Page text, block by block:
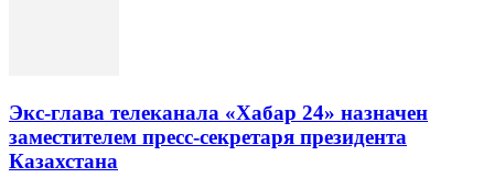
Экс-глава телеканала «Хабар 24» назначен
заместителем пресс-секретаря президента
Казахстана